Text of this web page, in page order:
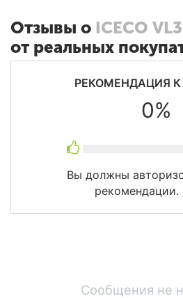
Отзывы о ICECO
от реальных
РЕКОМЕНДАЦИЯ К
0%
Вы должны
рекомендации.
Сообщения не